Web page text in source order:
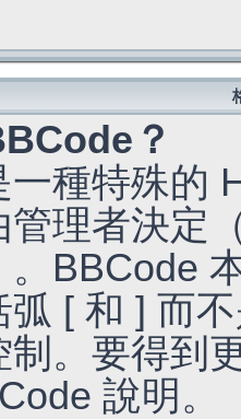
？
一種特殊的
管理者決定
。BBCode
弧 [ 和 ] 而
制。要得到
說明。